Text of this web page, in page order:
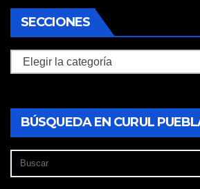
SECCIONES
Secciones
BÚSQUEDA EN CURUL